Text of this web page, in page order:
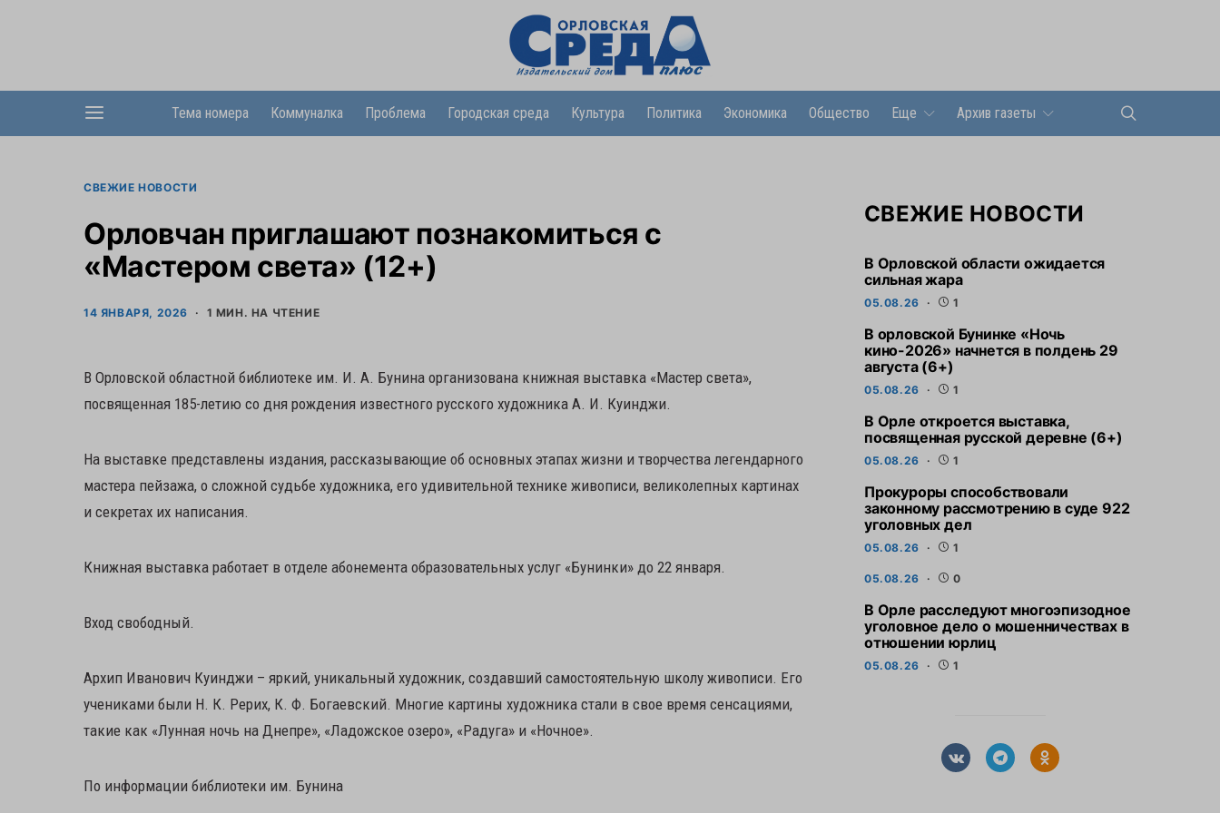
Тема номера Коммуналка Проблема Городская среда Культура Политика Экономика Общество Еще Архив газеты
СВЕЖИЕ НОВОСТИ
Орловчан приглашают познакомиться с
«Мастером света» (12+)
14 ЯНВАРЯ, 2026 1 МИН. НА ЧТЕНИЕ
В Орловской областной библиотеке им. И. А. Бунина организована книжная выставка «Мастер света»,
посвященная 185-летию со дня рождения известного русского художника А. И. Куинджи.
На выставке представлены издания, рассказывающие об основных этапах жизни и творчества легендарного
мастера пейзажа, о сложной судьбе художника, его удивительной технике живописи, великолепных картинах
и секретах их написания.
Книжная выставка работает в отделе абонемента образовательных услуг «Бунинки» до 22 января.
Вход свободный.
Архип Иванович Куинджи – яркий, уникальный художник, создавший самостоятельную школу живописи. Его
учениками были Н. К. Рерих, К. Ф. Богаевский. Многие картины художника стали в свое время сенсациями,
такие как «Лунная ночь на Днепре», «Ладожское озеро», «Радуга» и «Ночное».
По информации библиотеки им. Бунина
СВЕЖИЕ НОВОСТИ
В Орловской области ожидается
сильная жара
05.08.26 1
В орловской Бунинке «Ночь
кино-2026» начнется в полдень 29
августа (6+)
05.08.26 1
В Орле откроется выставка,
посвященная русской деревне (6+)
05.08.26 1
Прокуроры способствовали
законному рассмотрению в суде 922
уголовных дел
05.08.26 1
05.08.26 0
В Орле расследуют многоэпизодное
уголовное дело о мошенничествах в
отношении юрлиц
05.08.26 1